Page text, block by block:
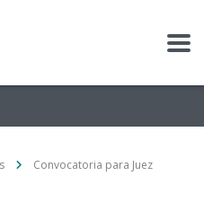
Convocatoria para Juez